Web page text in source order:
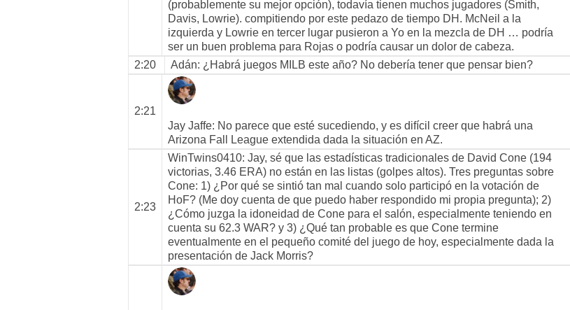
(probablemente su mejor opción), todavía tienen muchos jugadores (Smith,
Davis, Lowrie). compitiendo por este pedazo de tiempo DH. McNeil a la
izquierda y Lowrie en tercer lugar pusieron a Yo en la mezcla de DH … podría
ser un buen problema para Rojas o podría causar un dolor de cabeza.
2:20
Adán: ¿Habrá juegos MILB este año? No debería tener que pensar bien?
2:21
Jay Jaffe: No parece que esté sucediendo, y es difícil creer que habrá una
Arizona Fall League extendida dada la situación en AZ.
2:23
WinTwins0410: Jay, sé que las estadísticas tradicionales de David Cone (194
victorias, 3.46 ERA) no están en las listas (golpes altos). Tres preguntas sobre
Cone: 1) ¿Por qué se sintió tan mal cuando solo participó en la votación de
HoF? (Me doy cuenta de que puedo haber respondido mi propia pregunta); 2)
¿Cómo juzga la idoneidad de Cone para el salón, especialmente teniendo en
cuenta su 62.3 WAR? y 3) ¿Qué tan probable es que Cone termine
eventualmente en el pequeño comité del juego de hoy, especialmente dada la
presentación de Jack Morris?